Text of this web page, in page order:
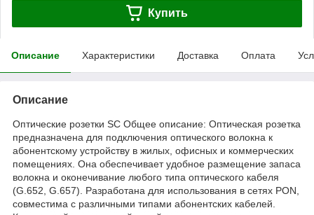
Купить
Описание Характеристики Доставка Оплата
Описание
Оптические розетки SC Общее описание: Оптическая розетка
предназначена для подключения оптического волокна к
абонентскому устройству в жилых, офисных и коммерческих
помещениях. Она обеспечивает удобное размещение запаса
волокна и оконечивание любого типа оптического кабеля
(G.652, G.657). Разработана для использования в сетях PON,
совместима с различными типами абонентских кабелей.